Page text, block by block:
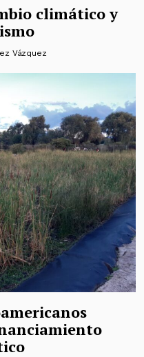
climático y
Vázquez